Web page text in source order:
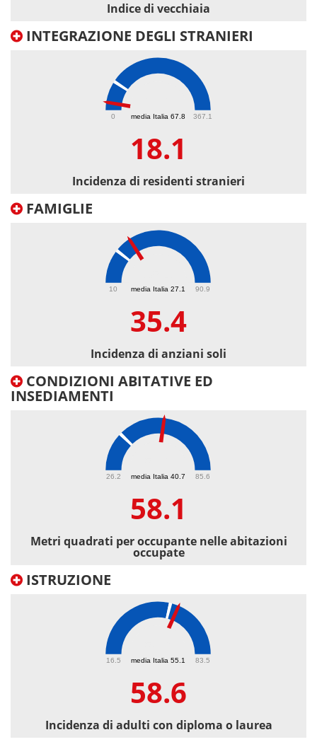
Indice di vecchiaia
INTEGRAZIONE DEGLI STRANIERI
media Italia 67.8
0 367.1
18.1
Incidenza di residenti stranieri
FAMIGLIE
media Italia 27.1
10 90.9
35.4
Incidenza di anziani soli
CONDIZIONI ABITATIVE ED
INSEDIAMENTI
media Italia 40.7
26.2 85.6
58.1
Metri quadrati per occupante nelle abitazioni
occupate
ISTRUZIONE
media Italia 55.1
16.5 83.5
58.6
Incidenza di adulti con diploma o laurea